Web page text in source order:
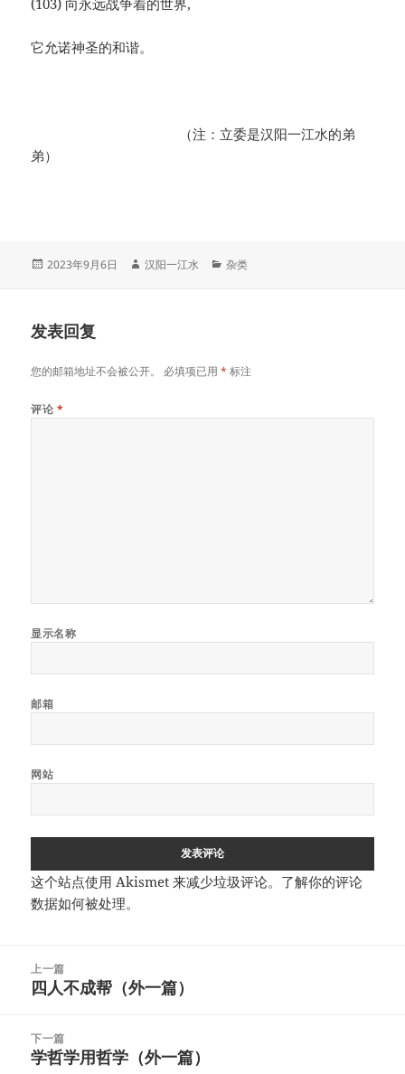
(103) 向永远战争着的世界,
它允诺神圣的和谐。
（注：立委是汉阳一江水的弟
弟）
发
2023年9月6日
作
汉阳一江水
分
杂类
发表回复
您的邮箱地址不会被公开。 必填项已用* 标注
评论 *
显示名称
邮箱
网站
这个站点使用 Akismet 来减少垃圾评论。 了解你的评论
数据如何被处理。
上一篇
上
文
章：
四人不成帮（外一篇）
下一篇
下
学哲学用哲学（外一篇）